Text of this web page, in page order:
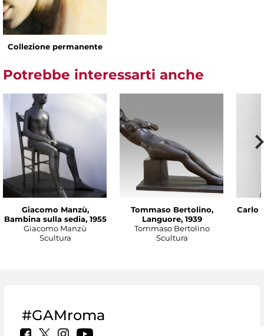
Collezione permanente
Potrebbe interessarti anche
Giacomo Manzù,
Bambina sulla sedia, 1955
Giacomo Manzù
Scultura
Tommaso Bertolino,
Languore, 1939
Tommaso Bertolino
Scultura
Carlo
#GAMroma